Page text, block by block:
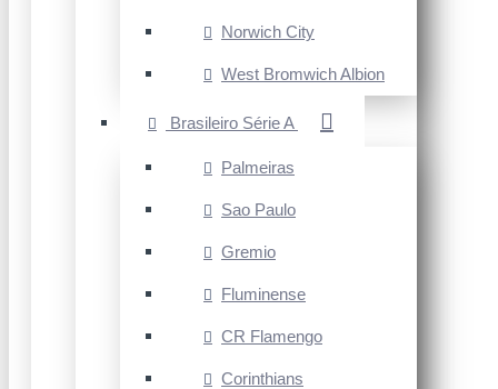
Norwich City
West Bromwich Albion
Brasileiro Série A
Palmeiras
Sao Paulo
Gremio
Fluminense
CR Flamengo
Corinthians